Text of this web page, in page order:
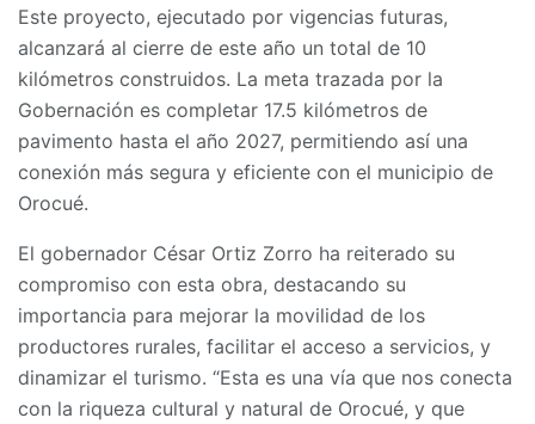
Este proyecto, ejecutado por vigencias futuras,
alcanzará al cierre de este año un total de 10
kilómetros construidos. La meta trazada por la
Gobernación es completar 17.5 kilómetros de
pavimento hasta el año 2027, permitiendo así una
conexión más segura y eficiente con el municipio de
Orocué.
El gobernador César Ortiz Zorro ha reiterado su
compromiso con esta obra, destacando su
importancia para mejorar la movilidad de los
productores rurales, facilitar el acceso a servicios, y
dinamizar el turismo. “Esta es una vía que nos conecta
con la riqueza cultural y natural de Orocué, y que